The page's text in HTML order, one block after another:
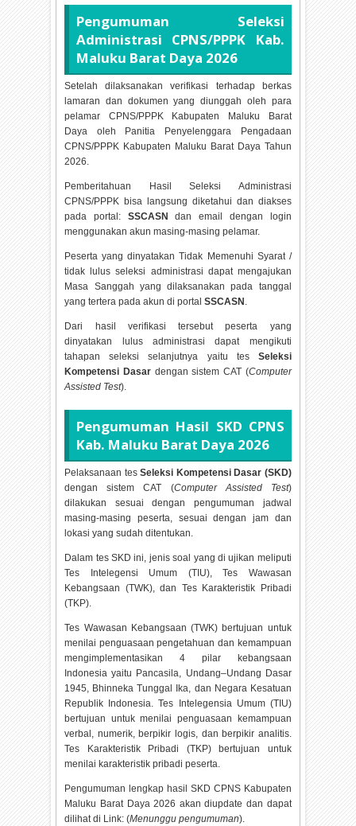
Pengumuman Seleksi
Administrasi CPNS/PPPK Kab.
Maluku Barat Daya 2026
Setelah dilaksanakan verifikasi terhadap berkas
lamaran dan dokumen yang diunggah oleh para
pelamar CPNS/PPPK Kabupaten Maluku Barat
Daya oleh Panitia Penyelenggara Pengadaan
CPNS/PPPK Kabupaten Maluku Barat Daya Tahun
2026.
Pemberitahuan Hasil Seleksi Administrasi
CPNS/PPPK bisa langsung diketahui dan diakses
pada portal: SSCASN
dan email dengan login
menggunakan akun masing-masing pelamar.
Peserta yang dinyatakan Tidak Memenuhi Syarat /
tidak lulus seleksi administrasi dapat mengajukan
Masa Sanggah yang dilaksanakan pada tanggal
yang tertera pada akun di portalSSCASN .
Dari hasil verifikasi tersebut peserta yang
dinyatakan lulus administrasi dapat mengikuti
tahapan seleksi selanjutnya yaitu tes Seleksi
Kompetensi Dasar dengan sistem CAT (Computer
Assisted Test).
Pengumuman Hasil SKD CPNS
Kab. Maluku Barat Daya 2026
Pelaksanaan tesSeleksi Kompetensi Dasar (SKD)
dengan sistem CAT (Computer Assisted Test)
dilakukan sesuai dengan pengumuman jadwal
masing-masing peserta, sesuai dengan jam dan
lokasi yang sudah ditentukan.
Dalam tes SKD ini, jenis soal yang di ujikan meliputi
Tes Intelegensi Umum (TIU), Tes Wawasan
Kebangsaan (TWK), dan Tes Karakteristik Pribadi
(TKP).
Tes Wawasan Kebangsaan (TWK) bertujuan untuk
menilai penguasaan pengetahuan dan kemampuan
mengimplementasikan 4 pilar kebangsaan
Indonesia yaitu Pancasila, Undang–Undang Dasar
1945, Bhinneka Tunggal Ika, dan Negara Kesatuan
Republik Indonesia. Tes Intelegensia Umum (TIU)
bertujuan untuk menilai penguasaan kemampuan
verbal, numerik, berpikir logis, dan berpikir analitis.
Tes Karakteristik Pribadi (TKP) bertujuan untuk
menilai karakteristik pribadi peserta.
Pengumuman lengkap hasil SKD CPNS Kabupaten
Maluku Barat Daya2026 akan diupdate dan dapat
dilihat di Link: (Menunggu pengumuman).